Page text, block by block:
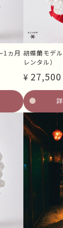
1ヵ月 胡蝶蘭モデ
レンタル）
¥ 27,500